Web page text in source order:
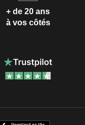
+ de 20 ans
à vos côtés